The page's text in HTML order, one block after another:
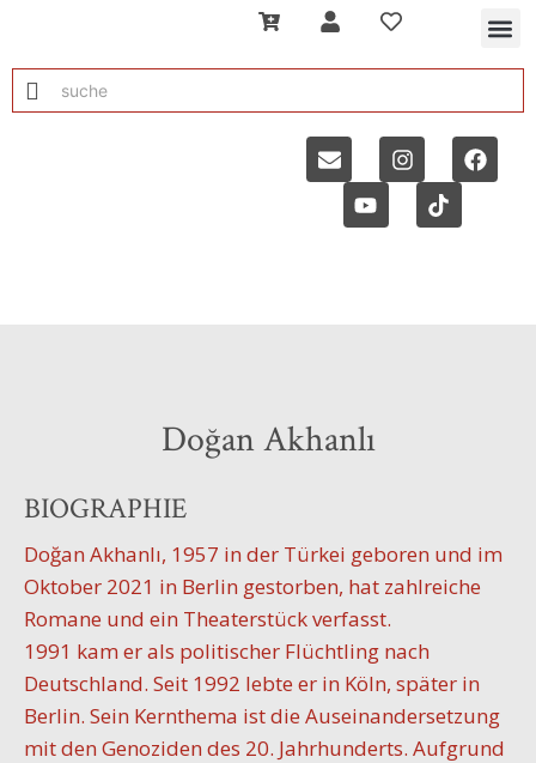
Doğan Akhanlı
BIOGRAPHIE
Doğan Akhanlı, 1957 in der Türkei geboren und im
Oktober 2021 in Berlin gestorben, hat zahlreiche
Romane und ein Theaterstück verfasst.
1991 kam er als politischer Flüchtling nach
Deutschland. Seit 1992 lebte er in Köln, später in
Berlin. Sein Kernthema ist die Auseinandersetzung
mit den Genoziden des 20. Jahrhunderts. Aufgrund